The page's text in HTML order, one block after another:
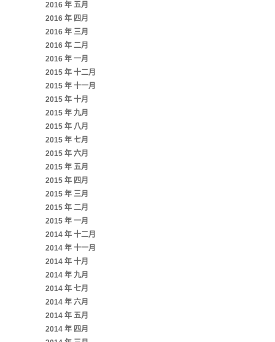
2016 年 五月
2016 年 四月
2016 年 三月
2016 年 二月
2016 年 一月
2015 年 十二月
2015 年 十一月
2015 年 十月
2015 年 九月
2015 年 八月
2015 年 七月
2015 年 六月
2015 年 五月
2015 年 四月
2015 年 三月
2015 年 二月
2015 年 一月
2014 年 十二月
2014 年 十一月
2014 年 十月
2014 年 九月
2014 年 七月
2014 年 六月
2014 年 五月
2014 年 四月